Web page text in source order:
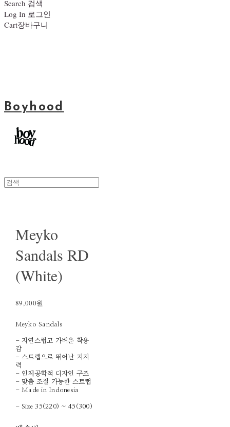
Search 검색
Log In 로그인
Cart장바구니
Boyhood
Meyko
Sandals RD
(White)
89,000원
Meyko Sandals
- 자연스럽고 가벼운 착용
감
- 스트랩으로 뛰어난 지지
력
- 인체공학적 디자인 구조
- 맞춤 조절 가능한 스트랩
- Made in Indonesia
- Size 35(220) ~ 45(300)